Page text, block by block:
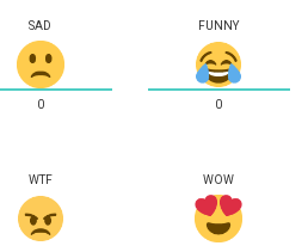
SAD FUNNY
0
WTF
0
WOW